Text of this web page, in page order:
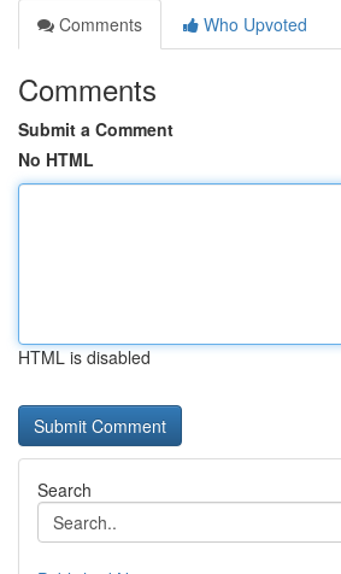
Comments
Who Upvoted
Comments
Submit a Comment
No HTML
HTML is disabled
Search